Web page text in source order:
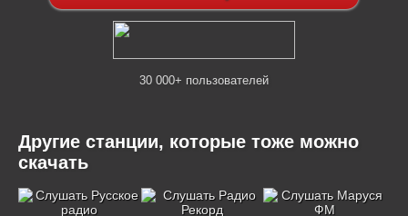
30 000+ пользователей
Другие станции, которые тоже можно
скачать